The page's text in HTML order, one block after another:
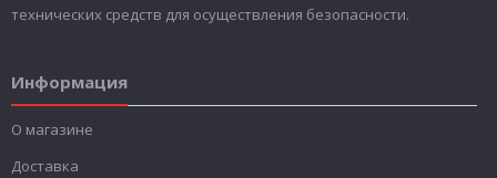
технических средств для осуществления безопасности.
Информация
О магазине
Доставка